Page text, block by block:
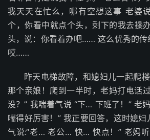
我天天在忙么，哪有空想这事 老婆
个，你看中就点个头，剩下的我去操
头，说：你看着办吧…… 这么优秀的传
哎……
昨天电梯故障，和媳妇儿一起爬
那个亲娘！爬到一半时，老妈打电话
没？” 我喘着气说 “下… 下班了！” 老
喘得好厉害！” 我正要回答，这时媳妇
气说:“老… 老公… 快… 快点！” 老妈